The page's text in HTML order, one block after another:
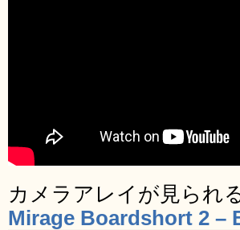
カメラアレイが見られ
Mirage Boardshort 2 –